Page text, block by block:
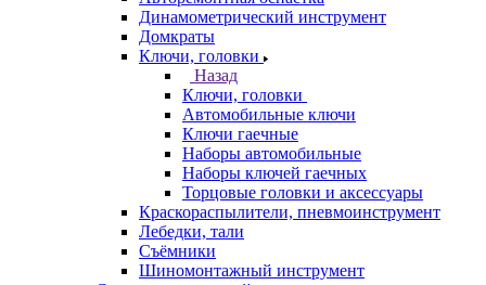
Динамометрический инструмент
Домкраты
Ключи, головки
Назад
Ключи, головки
Автомобильные ключи
Ключи гаечные
Наборы автомобильные
Наборы ключей гаечных
Торцовые головки и аксессуары
Краскораспылители, пневмоинструмент
Лебедки, тали
Съёмники
Шиномонтажный инструмент